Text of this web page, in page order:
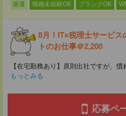
派遣
職種未経験OK ブランクOK
8月！IT×税理士サービス
トのお仕事＠2,200
【在宅勤務あり】原則出社ですが、
もっとみる
応募ペ